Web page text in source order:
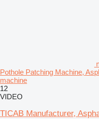
Pothole Patching Machine,
machine
12
VIDEO
TICAB Manufacturer,